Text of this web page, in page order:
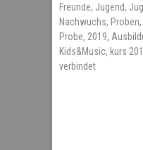
Freunde, Jugend,
Nachwuchs, Proben,
Probe, 2019,
Kids&Music, kurs
verbindet